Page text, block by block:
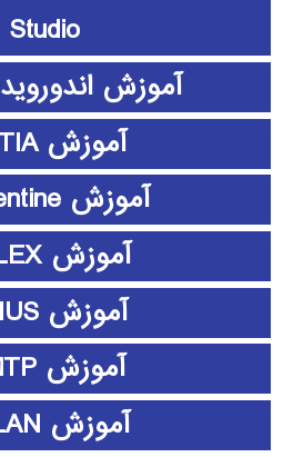
Studio
آموزش اندوروید android
آموزش CATIA
آموزش clementine
آموزش CPLEX
آموزش EDIUS
آموزش EMTP
آموزش ePLAN